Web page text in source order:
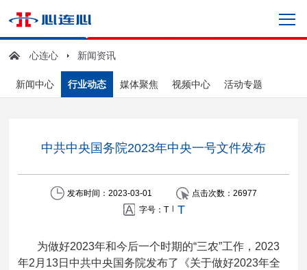
心连心 新闻资讯
新闻中心 行业动态 媒体聚焦 视频中心 活动专题
中共中央国务院2023年中央一号文件发布
发布时间：2023-03-01 点击次数： 26977
字号： T | T
为做好2023年和今后一个时期的“三农”工作，2023
年2月13日中共中央国务院发布了《关于做好2023年全